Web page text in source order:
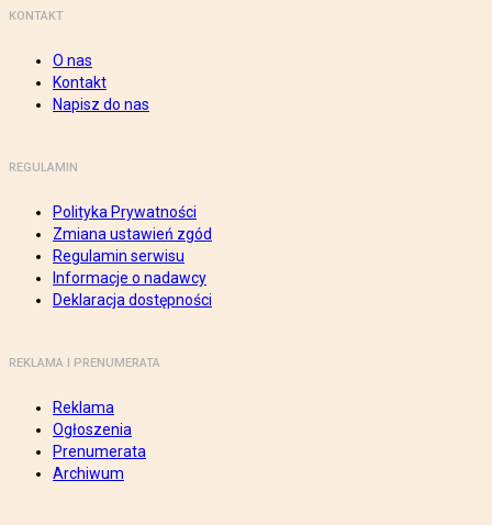
KONTAKT
O nas
Kontakt
Napisz do nas
REGULAMIN
Polityka Prywatności
Zmiana ustawień zgód
Regulamin serwisu
Informacje o nadawcy
Deklaracja dostępności
REKLAMA I PRENUMERATA
Reklama
Ogłoszenia
Prenumerata
Archiwum